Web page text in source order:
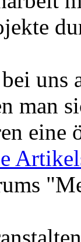
man